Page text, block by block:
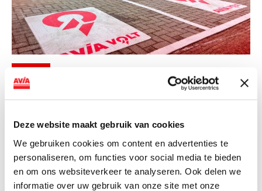
Deze website maakt gebruik van cookies
We gebruiken cookies om content en advertenties te
personaliseren, om functies voor social media te bieden
en om ons websiteverkeer te analyseren. Ook delen we
informatie over uw gebruik van onze site met onze
snellaadinfrastructuur
AVIA VOLT en Fletcher Hotels starten landelijke uitrol
Lees verder